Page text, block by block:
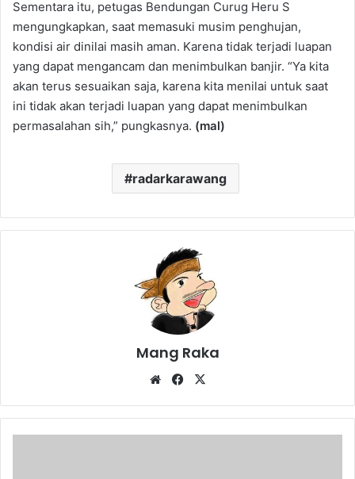
Sementara itu, petugas Bendungan Curug Heru S
mengungkapkan, saat memasuki musim penghujan,
kondisi air dinilai masih aman. Karena tidak terjadi luapan
yang dapat mengancam dan menimbulkan banjir. “Ya kita
akan terus sesuaikan saja, karena kita menilai untuk saat
ini tidak akan terjadi luapan yang dapat menimbulkan
permasalahan sih,” pungkasnya. (mal)
radarkarawang
Mang Raka
WebsiteFacebook